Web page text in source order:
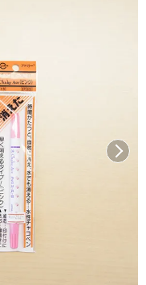
次へ